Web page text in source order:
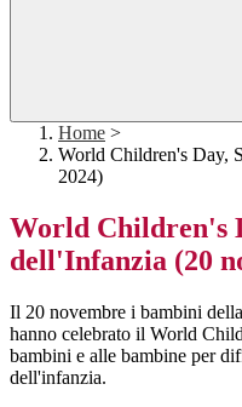
Home >
World Children's Day,
2024)
World Children's
dell'Infanzia (20
Il 20 novembre i bambini
hanno celebrato il World
bambini e alle bambine per
dell'infanzia.